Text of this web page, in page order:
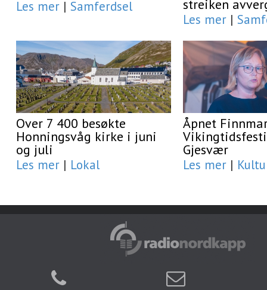
Les mer | Samferdsel streiken
Les mer |
Over 7 400 besøkte
Honningsvåg kirke i juni
og juli
Les mer | Lokal
Åpnet
Gjesvær
Les mer |